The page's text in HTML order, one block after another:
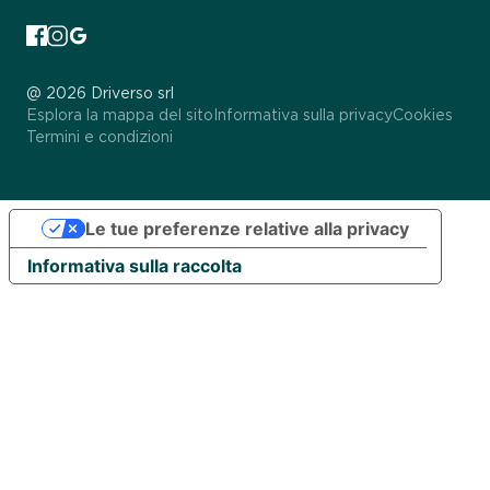
Switzerland
UK|Regno Unito
Portugal|Portogallo
Informativa sulla privacy
Termini e condizioni
Noleggio auto sportive Roma
Noleggio Land Rover Roma
Noleggio Land Rover Milano
@ 2026 Driverso srl
Esplora la mappa del sito Informativa sulla privacyCookies
Termini e condizioni
Informativa sulla raccolta
Le tue preferenze relative alla privacy